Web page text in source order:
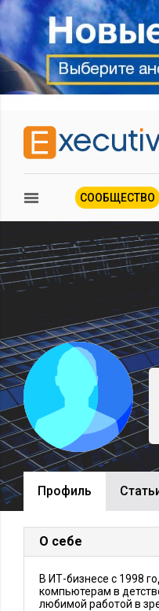
СООБЩЕСТВО
Профиль
О себе
В ИТ-бизнесе с 1998
компьютерам в
любимой работой в